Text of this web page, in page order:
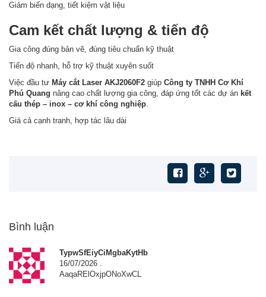
Giảm biến dạng, tiết kiệm vật liệu
Cam kết chất lượng & tiến độ
Gia công đúng bản vẽ, đúng tiêu chuẩn kỹ thuật
Tiến độ nhanh, hỗ trợ kỹ thuật xuyên suốt
Việc đầu tư Máy cắt Laser AKJ2060F2 giúp Công ty TNHH Cơ Khí
Phú Quang nâng cao chất lượng gia công, đáp ứng tốt các dự án kết
cấu thép – inox – cơ khí công nghiệp.
Giá cả cạnh tranh, hợp tác lâu dài
Bình luận
TypwSfEiyCiMgbaKytHb
16/07/2026 .
AaqaRElOxjpONoXwCL